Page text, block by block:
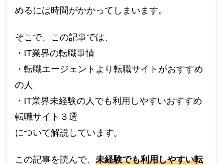
めるには時間がかかってしまいます。
そこで、この記事では、
・IT業界の転職事情
・転職エージェントより転職サイトがおすすめ
の人
・IT業界未経験の人でも利用しやすいおすすめ
転職サイト３選
について解説しています。
この記事を読んで、 未経験でも利用しやすい転